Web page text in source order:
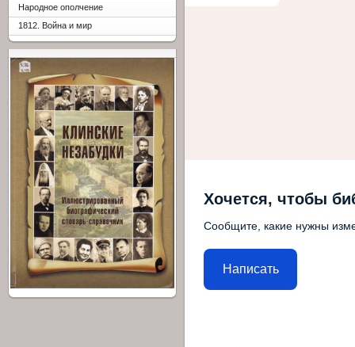
Хочется, чтобы
Сообщите, какие нужны
Написать
Народное ополчение
1812. Война и мир